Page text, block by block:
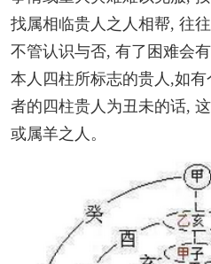
找属相临贵人之人相帮, 往
不管认识与否, 有了困难会
本人四柱所标志的贵人,如
者的四柱贵人为丑未的话,
或属羊之人。